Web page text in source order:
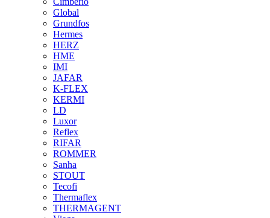
Global
Grundfos
Hermes
HERZ
HME
IMI
JAFAR
K-FLEX
KERMI
LD
Luxor
Reflex
RIFAR
ROMMER
Sanha
STOUT
Tecofi
Thermaflex
THERMAGENT